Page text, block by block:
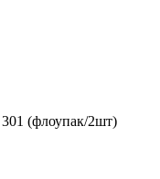
(флоупак/2шт)